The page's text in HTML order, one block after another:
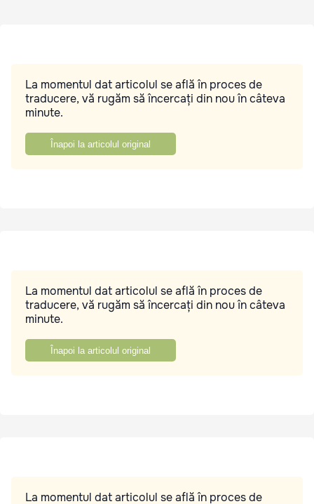
La momentul dat articolul se află în proces de
traducere, vă rugăm să încercați din nou în câteva
minute.
Înapoi la articolul original
La momentul dat articolul se află în proces de
traducere, vă rugăm să încercați din nou în câteva
minute.
Înapoi la articolul original
La momentul dat articolul se află în proces de